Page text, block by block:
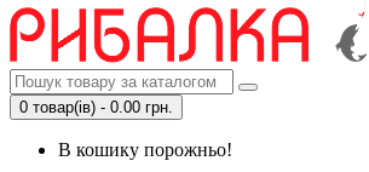
0 товар(ів) - 0.00 грн.
В кошику порожньо!